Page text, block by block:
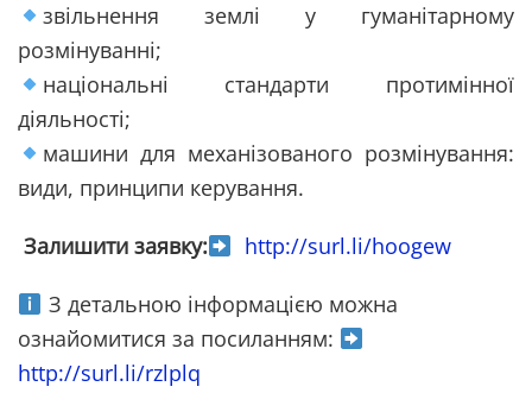
звільнення землі у гуманітарному
розмінуванні;
національні стандарти протимінної
діяльності;
машини для механізованого розмінування:
види, принципи керування.
Залишити заявку: http://surl.li/hoogew
З детальною інформацією можна
ознайомитися за посиланням:
http://surl.li/rzlplq